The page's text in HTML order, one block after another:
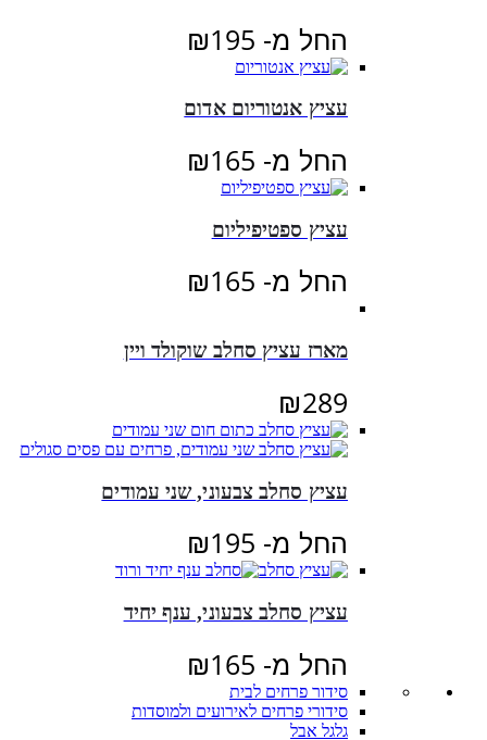
החל מ- ₪195
עציץ אנטוריום אדום
החל מ- ₪165
עציץ ספטיפיליום
החל מ- ₪165
מארז עציץ סחלב שוקולד ויין
₪289
עציץ סחלב צבעוני, שני עמודים
החל מ- ₪195
עציץ סחלב צבעוני, ענף יחיד
החל מ- ₪165
סידור פרחים לבית
סידורי פרחים לאירועים ולמוסדות
גלגל אבל